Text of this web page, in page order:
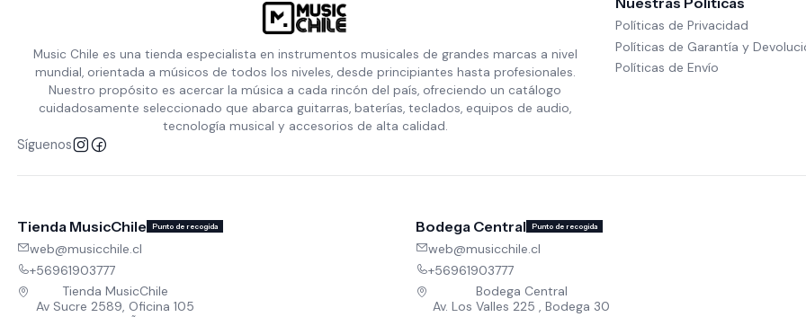
Music Chile es una tienda especialista en instrumentos musicales de grandes marcas a nivel
mundial, orientada a músicos de todos los niveles, desde principiantes hasta profesionales.
Nuestro propósito es acercar la música a cada rincón del país, ofreciendo un catálogo
cuidadosamente seleccionado que abarca guitarras, baterías, teclados, equipos de audio,
tecnología musical y accesorios de alta calidad.
Síguenos
Políticas de Privacidad
Políticas de Garantía y
Políticas de Envío
Tienda MusicChile Punto de recogida
web@musicchile.cl
+56961903777
Tienda MusicChile
Av Sucre 2589, Oficina 105
Bodega Central Punto de recogida
web@musicchile.cl
+56961903777
Bodega Central
Av. Los Valles 225 , Bodega 30